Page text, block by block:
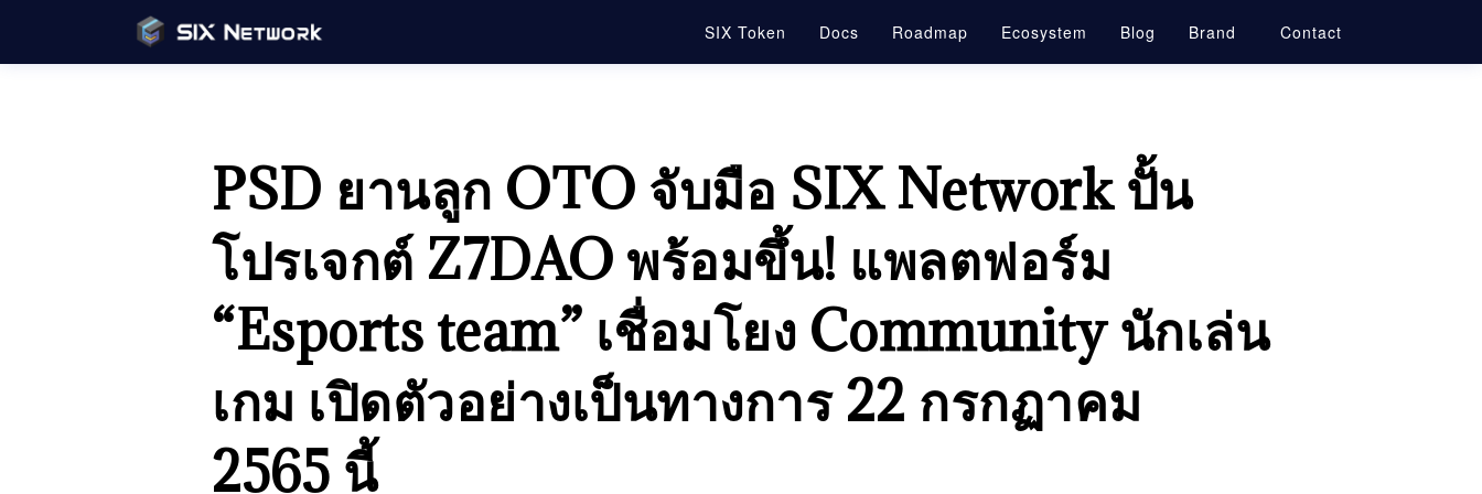
SIX Token Docs Roadmap Ecosystem Blog Brand Contact
PSD ยานลูก OTO จับมือ SIX Network ปั้น
โปรเจกต์ Z7DAO พร้อมขึ้น! แพลตฟอร์ม
“Esports team” เชื่อมโยง Community นักเล่น
เกม เปิดตัวอย่างเป็นทางการ 22 กรกฏาคม
2565 นี้